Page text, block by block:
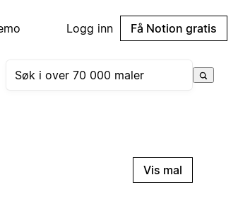
Logg inn Få Notion gratis
Vis mal